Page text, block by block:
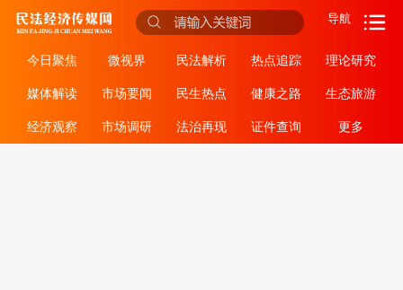
导航
今日聚焦 微视界 民法解析 热点追踪 理论研究
媒体解读 市场要闻 民生热点 健康之路 生态旅游
经济观察 市场调研 法治再现 证件查询 更多